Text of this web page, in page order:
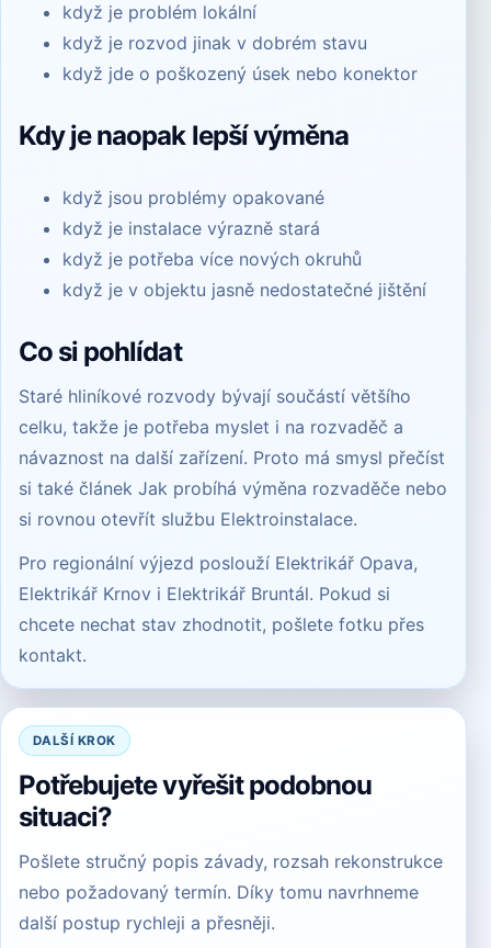
když je problém lokální
když je rozvod jinak v dobrém stavu
když jde o poškozený úsek nebo konektor
Kdy je naopak lepší výměna
když jsou problémy opakované
když je instalace výrazně stará
když je potřeba více nových okruhů
když je v objektu jasně nedostatečné jištění
Co si pohlídat
Staré hliníkové rozvody bývají součástí většího
celku, takže je potřeba myslet i na rozvaděč a
návaznost na další zařízení. Proto má smysl přečíst
si také článek Jak probíhá výměna rozvaděče nebo
si rovnou otevřít službu Elektroinstalace.
Pro regionální výjezd poslouží Elektrikář Opava,
Elektrikář Krnov i Elektrikář Bruntál. Pokud si
chcete nechat stav zhodnotit, pošlete fotku přes
kontakt.
DALŠÍ KROK
Potřebujete vyřešit podobnou
situaci?
Pošlete stručný popis závady, rozsah rekonstrukce
nebo požadovaný termín. Díky tomu navrhneme
další postup rychleji a přesněji.